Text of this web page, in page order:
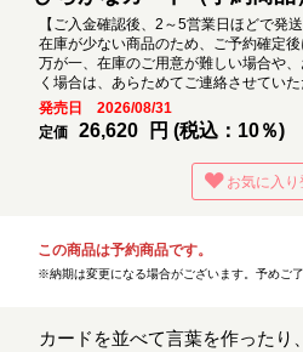
【ご入金確認後、2～5営業日ほどで発
在庫が少ない商品のため、ご予約確定後
万が一、在庫のご用意が難しい場合や
く場合は、あらためてご連絡させていた
発売日 2026/08/31
定価
26,620 円 (税込：10％)
お気に入り
この商品は予約商品です。
※納期は変更になる場合がございます。予めご了
カードを並べて言葉を作ったり